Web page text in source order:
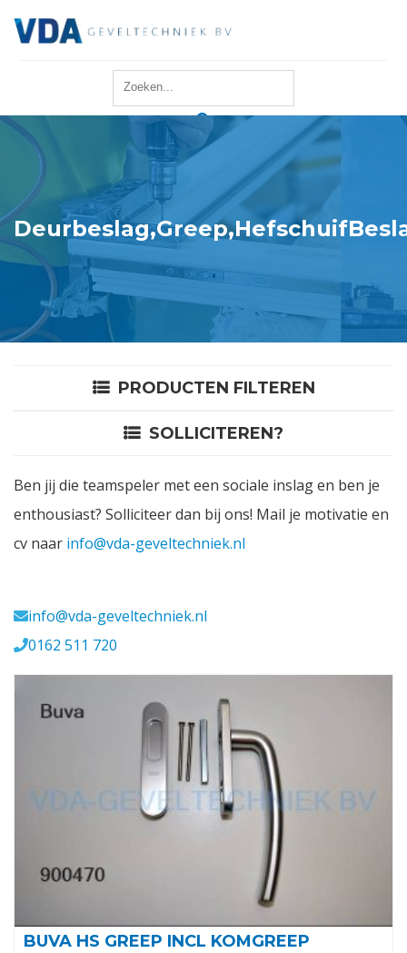
Reparatie
Onderhoud
Merken
Producten
Offerte
Login
Vacatures
PRODUCTEN FILTEREN
SOLLICITEREN?
Ben jij die teamspeler met een sociale inslag en ben je
enthousiast? Solliciteer dan bij ons! Mail je motivatie en
cv naar info@vda-geveltechniek.nl
info@vda-geveltechniek.nl
0162 511 720
BUVA HS GREEP INCL KOMGREEP